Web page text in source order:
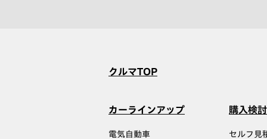
クルマTOP
カーラインアップ
電気自動車
購入検
セルフ見